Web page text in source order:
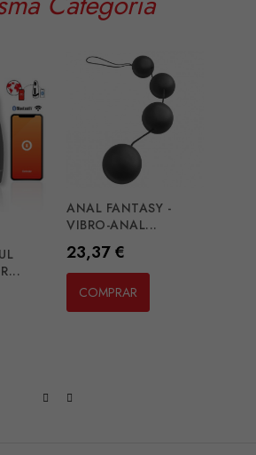
ANAL FANTASY -
VIBRO-ANAL...
Preço
23,37 €
COMPRAR